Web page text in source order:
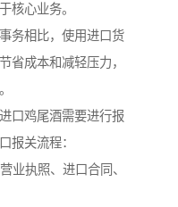
核心业务。
务相比，使用进口货
省成本和减轻压力，
口鸡尾酒需要进行报
报关流程：
业执照、进口合同、